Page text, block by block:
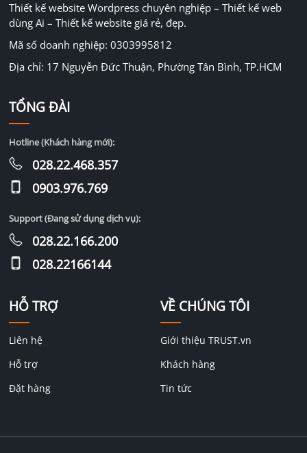
Thiết kế website Wordpress chuyên nghiệp – Thiết kế web
dùng Ai – Thiết kế website giá rẻ, đẹp.
Mã số doanh nghiệp: 0303995812
Địa chỉ: 17 Nguyễn Đức Thuận, Phường Tân Bình, TP.HCM
HỖ TRỢ
Liên hệ
Hỗ trợ
Đặt hàng
VỀ CHÚNG TÔI
Giới thiệu TRUST.vn
Khách hàng
Tin tức
TỔNG ĐÀI
Hotline (Khách hàng mới):
028.22.468.357
0903.976.769
Support (Đang sử dụng dịch vụ):
028.22.166.200
028.22166144